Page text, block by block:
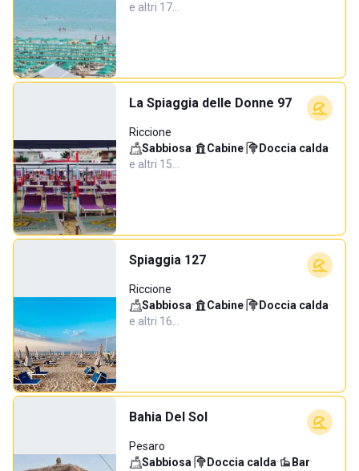
e altri 17…
La Spiaggia delle Donne 97
Riccione
Sabbiosa· Cabine· Doccia calda·
e altri 15…
Spiaggia 127
Riccione
Sabbiosa· Cabine· Doccia calda·
e altri 16…
Bahia Del Sol
Pesaro
Sabbiosa· Doccia calda· Bar·